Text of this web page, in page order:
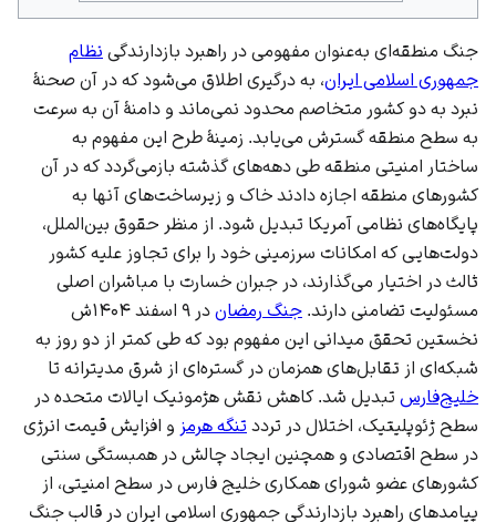
جنگ منطقه‌ای به‌عنوان مفهومی در راهبرد بازدارندگی نظام
جمهوری اسلامی ایران، به درگیری اطلاق می‌شود که در آن صحنۀ
نبرد به دو کشور متخاصم محدود نمی‌ماند و دامنهٔ آن به سرعت
به سطح منطقه گسترش می‌یابد. زمینهٔ طرح این مفهوم به
ساختار امنیتی منطقه طی دهه‌های گذشته بازمی‌گردد که در آن
کشورهای منطقه اجازه دادند خاک و زیرساخت‌های آنها به
پایگاه‌های نظامی آمریکا تبدیل شود. از منظر حقوق بین‌الملل،
دولت‌هایی که امکانات سرزمینی خود را برای تجاوز علیه کشور
ثالث در اختیار می‌گذارند، در جبران خسارت با مباشران اصلی
مسئولیت تضامنی دارند. جنگ رمضان در ۹ اسفند
۱۴۰۴ش
نخستین تحقق میدانی این مفهوم بود که طی کمتر از دو روز به
شبکه‌ای از تقابل‌های همزمان در گستره‌ای از شرق مدیترانه تا
خلیج‌فارس تبدیل شد. کاهش نقش هژمونیک ایالات متحده در
سطح ژئوپلیتیک، اختلال در تردد تنگه هرمز و افزایش قیمت انرژی
در سطح اقتصادی و همچنین ایجاد چالش در همبستگی سنتی
کشورهای عضو شورای همکاری خلیج فارس در سطح امنیتی، از
پیامدهای راهبرد بازدارندگی جمهوری اسلامی ایران در قالب جنگ